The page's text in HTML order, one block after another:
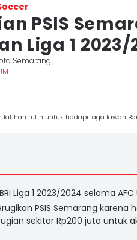
PSIS
Liga 1 2023/
Semarang
latihan rutin untuk hadapi laga lawan
Liga 1 2023/2024 selama
PSIS Semarang karena
sekitar Rp200 juta untuk